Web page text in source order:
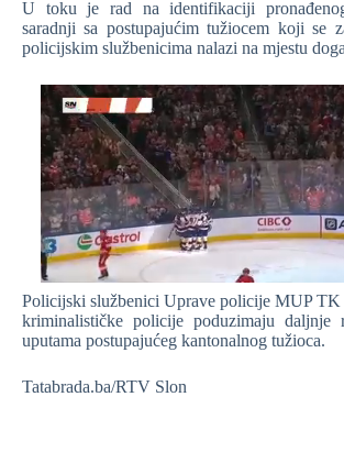
U toku je rad na identifikaciji
saradnji sa postupajućim tužiocem koji se
policijskim službenicima nalazi na mjestu
Policijski službenici Uprave policije MUP TK
kriminalističke policije poduzimaju daljnje
uputama postupajućeg kantonalnog tužioca.
Tatabrada.ba/RTV Slon